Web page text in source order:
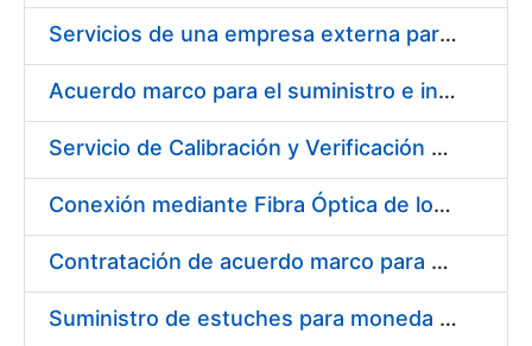
Servicios de una empresa externa para el asesoramiento y resolución de los recursos de alzada que se presentan relacionados con procesos de selección para la FNMT-RCM
Acuerdo marco para el suministro e instalación de persianas, estores y otros complementos
Servicio de Calibración y Verificación Externa de los Equipos de Medición del Servicio de Prevención de la FNMT-RCM
Conexión mediante Fibra Óptica de los Centros de Proceso de Datos (CPDs) de las sedes de la FNMT-RCM de Burgos y Madrid
Contratación de acuerdo marco para el Suministro de Material de Electricidad para la Fábrica Nacional de Moneda y Timbre-Real Casa de la Moneda en su centro de trabajo de Burgos
Suministro de estuches para moneda de 30 €